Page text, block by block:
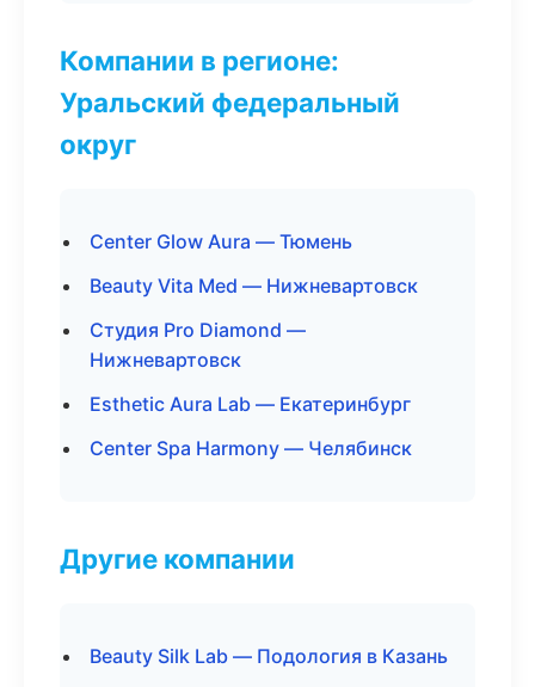
Компании в регионе:
Уральский федеральный
округ
Center Glow Aura — Тюмень
Beauty Vita Med — Нижневартовск
Студия Pro Diamond —
Нижневартовск
Esthetic Aura Lab — Екатеринбург
Center Spa Harmony — Челябинск
Другие компании
Beauty Silk Lab — Подология в Казань